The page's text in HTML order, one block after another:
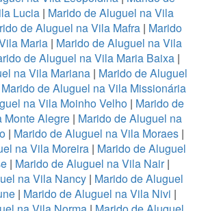
Lucia | Marido de Aluguel na Vila
de Aluguel na Vila Mafra | Marido
Maria| Marido de Aluguel na Vila
de Aluguel na Vila Maria Baixa|
na Vila Mariana | Marido de Aluguel
Marido de Aluguel na Vila Missionária
na Vila Moinho Velho| Marido de
Monte Alegre | Marido de Aluguel na
| Marido de Aluguel na Vila Moraes|
na Vila Moreira | Marido de Aluguel
| Marido de Aluguel na Vila Nair|
na Vila Nancy | Marido de Aluguel
| Marido de Aluguel na Vila Nivi |